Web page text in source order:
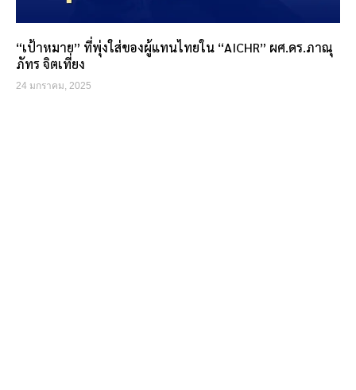
“เป้าหมาย” ที่พุ่งใส่ของผู้แทนไทยใน “AICHR” ผศ.ดร.ภาณุ
ภัทร จิตเที่ยง
24 มกราคม, 2025